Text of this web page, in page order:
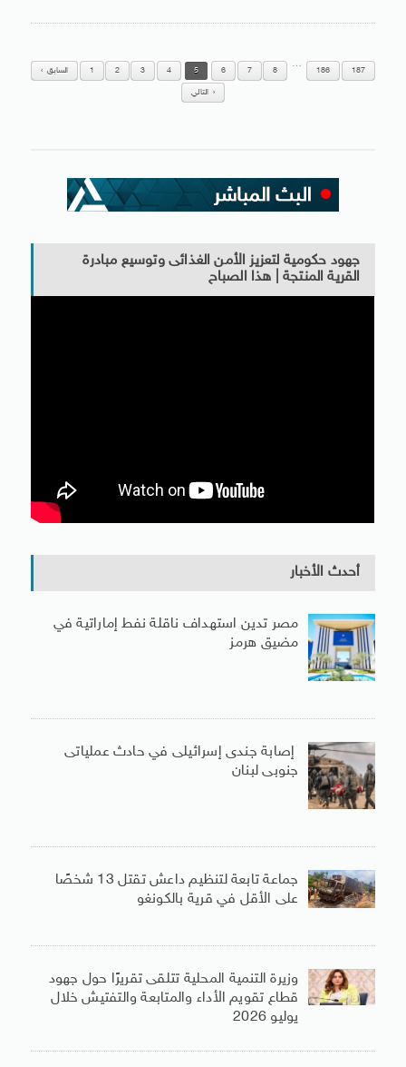
السابق 1 2 3 4 5 6 7 8
…
186 187
التالي
جهود حكومية لتعزيز الأمن الغذائى وتوسيع مبادرة
القرية المنتجة | هذا الصباح
أحدث الأخبار
مصر تدين استهداف ناقلة نفط إماراتية في
مضيق هرمز
إصابة جندى إسرائيلى في حادث عملياتى
جنوبى لبنان
جماعة تابعة لتنظيم داعش تقتل 13 شخصًا
على الأقل في قرية بالكونغو
وزيرة التنمية المحلية تتلقى تقريرًا حول جهود
قطاع تقويم الأداء والمتابعة والتفتيش خلال
يوليو 2026